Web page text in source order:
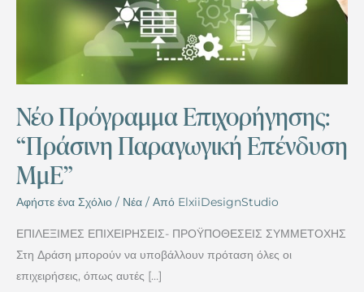
Νέο Πρόγραμμα Επιχορήγησης:
“Πράσινη Παραγωγική Επένδυση
ΜμΕ”
Αφήστε ένα Σχόλιο / Νέα / Από ElxiiDesignStudio
ΕΠΙΛΕΞΙΜΕΣ ΕΠΙΧΕΙΡΗΣΕΙΣ- ΠΡΟΫΠΟΘΕΣΕΙΣ ΣΥΜΜΕΤΟΧΗΣ
Στη Δράση μπορούν να υποβάλλουν πρόταση όλες οι
επιχειρήσεις, όπως αυτές […]
Παραγωγική